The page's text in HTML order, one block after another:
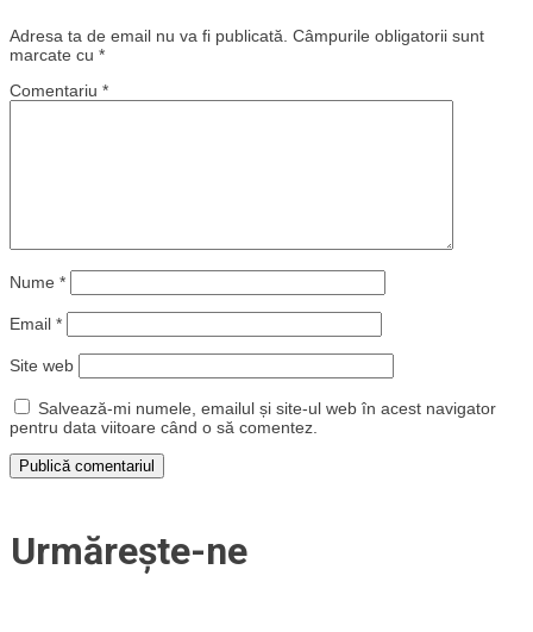
Adresa ta de email nu va fi publicată. Câmpurile obligatorii sunt
marcate cu *
Comentariu *
Nume *
Email *
Site web
Salvează-mi numele, emailul și site-ul web în acest navigator
pentru data viitoare când o să comentez.
Urmărește-ne